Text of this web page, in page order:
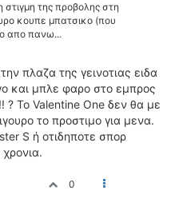
της προβολης στη
κουπε μπατσικο (που
απο πανω...
πλαζα της γεινοτιας ειδα
και μπλε φαρο στο εμπρος
? Το Valentine One δεν θα με
το προστιμο για μενα.
S ή οτιδηποτε σπορ
0